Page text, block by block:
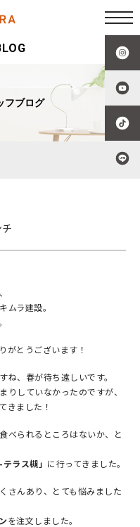
フブログ
ムラ建設。
がとうございます！
ね、春が待ち遠しいです。
りしていなかったのですが、
きました！
べられるところはないか、と
テラス槻」 に行ってきました。
さんあり、とても悩みました
を注文しました。